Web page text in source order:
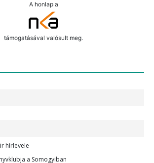
A honlap a
támogatásával valósult meg.
hírlevele
a Somogyiban